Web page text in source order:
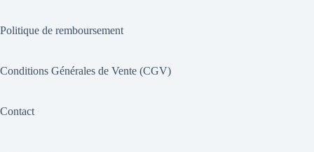
Politique de remboursement
Conditions Générales de Vente (CGV)
Contact